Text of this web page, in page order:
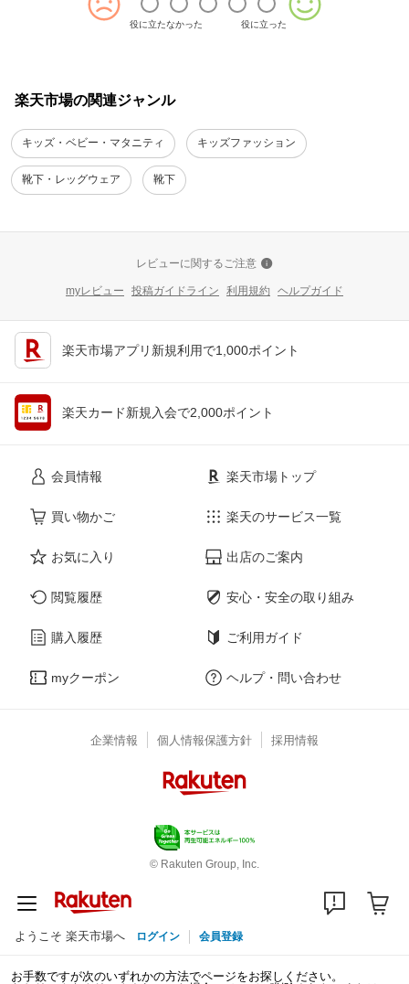
役に立たなかった 役に立った
楽天市場の関連ジャンル
キッズ・ベビー・マタニティ キッズファッション
靴下・レッグウェア 靴下
レビューに関するご注意
myレビュー 投稿ガイドライン 利用規約 ヘルプガイド
楽天市場アプリ新規利用で1,000ポイント
楽天カード新規入会で2,000ポイント
会員情報
買い物かご
お気に入り
閲覧履歴
購入履歴
myクーポン
楽天市場トップ
楽天のサービス一覧
出店のご案内
安心・安全の取り組み
ご利用ガイド
ヘルプ・問い合わせ
企業情報 個人情報保護方針 採用情報
© Rakuten Group, Inc.
ようこそ 楽天市場へ ログイン 会員登録
お手数ですが次のいずれかの方法でページをお探しください。